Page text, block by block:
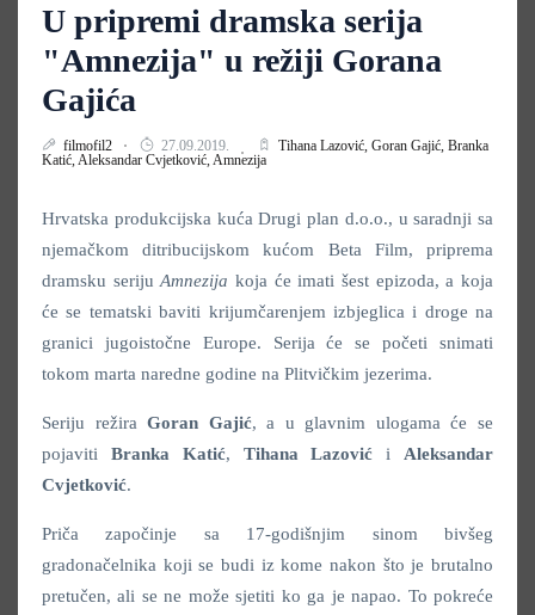
U pripremi dramska serija
"Amnezija" u režiji Gorana
Gajića
filmofil2 27.09.2019. Tihana Lazović, Goran Gajić, Branka
Katić, Aleksandar Cvjetković, Amnezija
Hrvatska produkcijska kuća Drugi plan d.o.o., u saradnji sa
njemačkom ditribucijskom kućom Beta Film, priprema
dramsku serijuAmnezija koja će imati šest epizoda, a koja
će se tematski baviti krijumčarenjem izbjeglica i droge na
granici jugoistočne Europe. Serija će se početi snimati
tokom marta naredne godine na Plitvičkim jezerima.
Seriju režiraGoran Gajić, a u glavnim ulogama će se
pojaviti Branka Katić, Tihana Lazović i Aleksandar
Cvjetković.
Priča započinje sa 17-godišnjim sinom bivšeg
gradonačelnika koji se budi iz kome nakon što je brutalno
pretučen, ali se ne može sjetiti ko ga je napao. To pokreće